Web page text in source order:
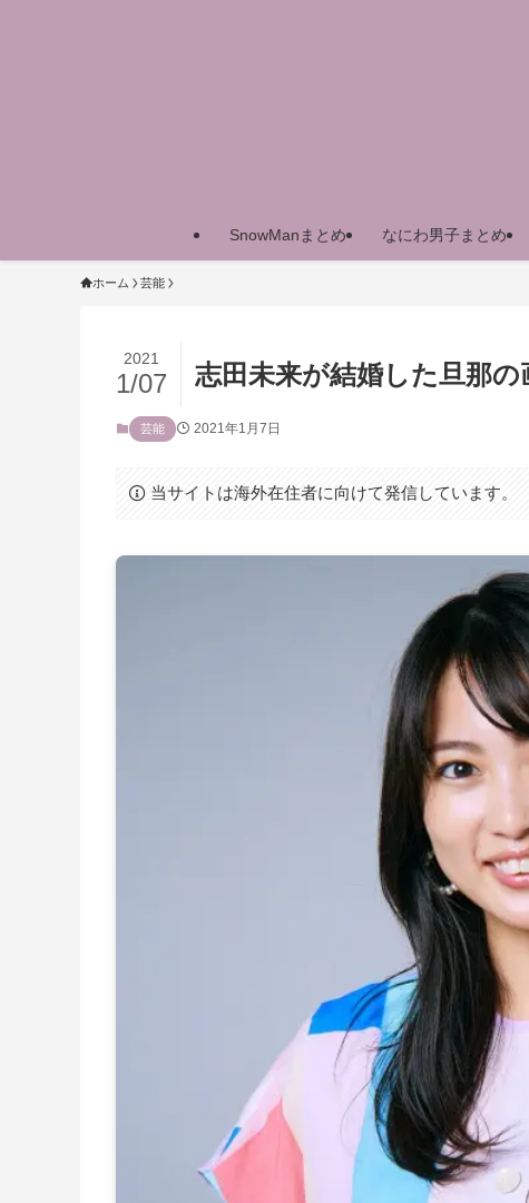
SnowManまとめ なにわ男子まとめ
ホーム 芸能
志田未来が結婚した旦那
2021
1/07
芸能 2021年1月7日
当サイトは海外在住者に向けて発信しています。